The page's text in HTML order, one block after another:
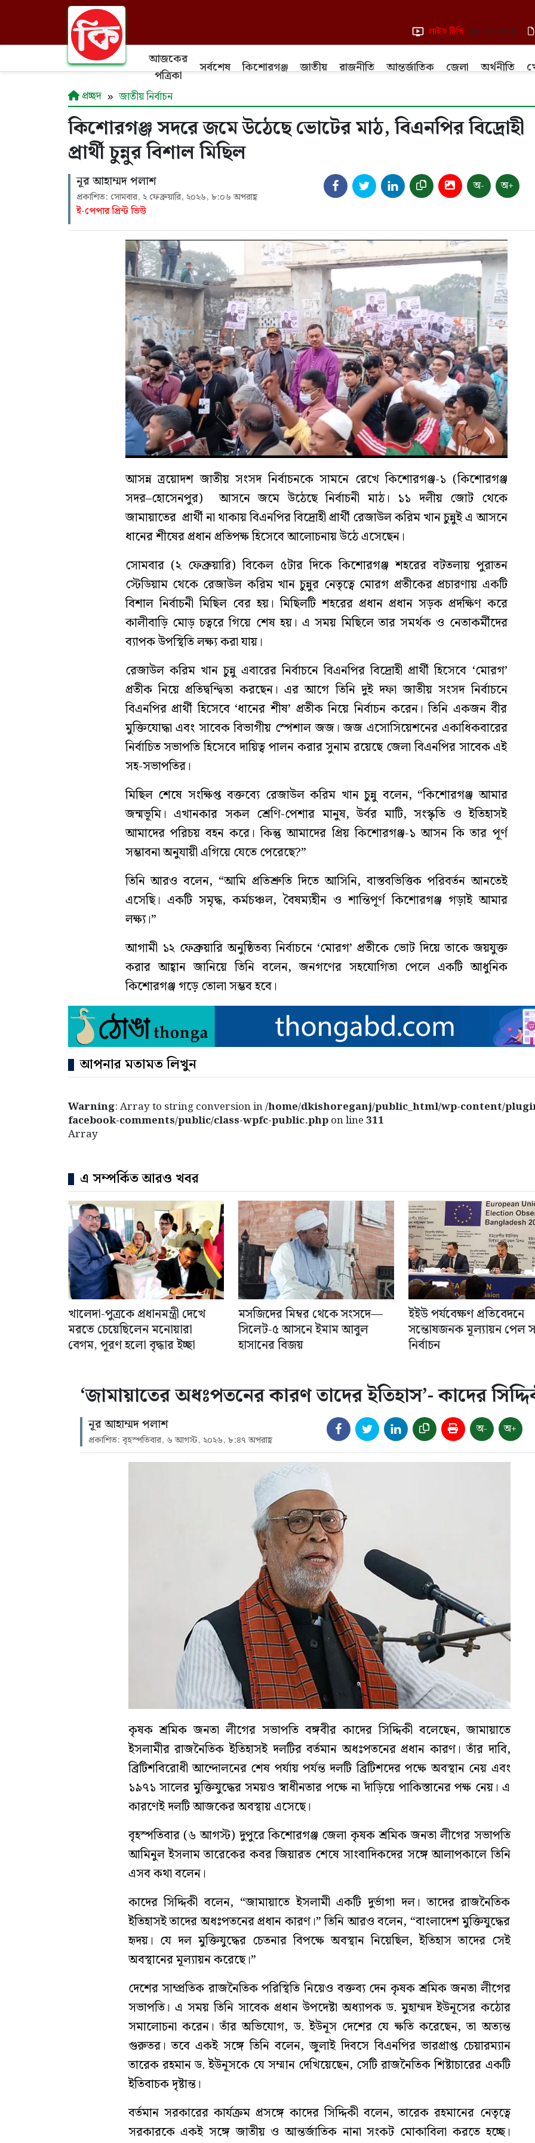
লাইভ টিভি [gtranslate]
আজকের
পত্রিকা
সর্বশেষ কিশোরগঞ্জ জাতীয় রাজনীতি আন্তর্জাতিক জেলা অর্থনীতি
প্রচ্ছদ জাতীয় নির্বাচন
কিশোরগঞ্জ সদরে জমে উঠেছে ভোটের মাঠ, বিএনপির বিদ্রোহী
প্রার্থী চুন্নুর বিশাল মিছিল
নূর আহাম্মদ পলাশ
প্রকাশিত: সোমবার, ২ ফেব্রুয়ারি, ২০২৬, ৮:০৬ অপরাহ্ণ
ই-পেপার প্রিন্ট ভিউ
অ- অ+
আসন্ন ত্রয়োদশ জাতীয় সংসদ নির্বাচনকে সামনে রেখে কিশোরগঞ্জ-১ (কিশোরগঞ্জ
সদর–হোসেনপুর) আসনে জমে উঠেছে নির্বাচনী মাঠ। ১১ দলীয় জোট থেকে
জামায়াতের প্রার্থী না থাকায় বিএনপির বিদ্রোহী প্রার্থী রেজাউল করিম খান চুন্নুই এ আসনে
ধানের শীষের প্রধান প্রতিপক্ষ হিসেবে আলোচনায় উঠে এসেছেন।
সোমবার (২ ফেব্রুয়ারি) বিকেল ৫টার দিকে কিশোরগঞ্জ শহরের বটতলায় পুরাতন
স্টেডিয়াম থেকে রেজাউল করিম খান চুন্নুর নেতৃত্বে মোরগ প্রতীকের প্রচারণায় একটি
বিশাল নির্বাচনী মিছিল বের হয়। মিছিলটি শহরের প্রধান প্রধান সড়ক প্রদক্ষিণ করে
কালীবাড়ি মোড় চত্বরে গিয়ে শেষ হয়। এ সময় মিছিলে তার সমর্থক ও নেতাকর্মীদের
ব্যাপক উপস্থিতি লক্ষ্য করা যায়।
রেজাউল করিম খান চুন্নু এবারের নির্বাচনে বিএনপির বিদ্রোহী প্রার্থী হিসেবে ‘মোরগ’
প্রতীক নিয়ে প্রতিদ্বন্দ্বিতা করছেন। এর আগে তিনি দুই দফা জাতীয় সংসদ নির্বাচনে
বিএনপির প্রার্থী হিসেবে ‘ধানের শীষ’ প্রতীক নিয়ে নির্বাচন করেন। তিনি একজন বীর
মুক্তিযোদ্ধা এবং সাবেক বিভাগীয় স্পেশাল জজ। জজ এসোসিয়েশনের একাধিকবারের
নির্বাচিত সভাপতি হিসেবে দায়িত্ব পালন করার সুনাম রয়েছে জেলা বিএনপির সাবেক এই
সহ-সভাপতির।
মিছিল শেষে সংক্ষিপ্ত বক্তব্যে রেজাউল করিম খান চুন্নু বলেন, “কিশোরগঞ্জ আমার
জন্মভূমি। এখানকার সকল শ্রেণি-পেশার মানুষ, উর্বর মাটি, সংস্কৃতি ও ইতিহাসই
আমাদের পরিচয় বহন করে। কিন্তু আমাদের প্রিয় কিশোরগঞ্জ-১ আসন কি তার পূর্ণ
সম্ভাবনা অনুযায়ী এগিয়ে যেতে পেরেছে?”
তিনি আরও বলেন, “আমি প্রতিশ্রুতি দিতে আসিনি, বাস্তবভিত্তিক পরিবর্তন আনতেই
এসেছি। একটি সমৃদ্ধ, কর্মচঞ্চল, বৈষম্যহীন ও শান্তিপূর্ণ কিশোরগঞ্জ গড়াই আমার
লক্ষ্য।”
আগামী ১২ ফেব্রুয়ারি অনুষ্ঠিতব্য নির্বাচনে ‘মোরগ’ প্রতীকে ভোট দিয়ে তাকে জয়যুক্ত
করার আহ্বান জানিয়ে তিনি বলেন, জনগণের সহযোগিতা পেলে একটি আধুনিক
কিশোরগঞ্জ গড়ে তোলা সম্ভব হবে।
আপনার মতামত লিখুন
Warning: Array to string conversion in/home/dkishoreganj/public_html/wp-content/
facebook-comments/public/class-wpfc-public.phpon line 311
Array
এ সম্পর্কিত আরও খবর
খালেদা-পুত্রকে প্রধানমন্ত্রী দেখে
মরতে চেয়েছিলেন মনোয়ারা
বেগম, পূরণ হলো বৃদ্ধার ইচ্ছা
মসজিদের মিম্বর থেকে সংসদে—
সিলেট-৫ আসনে ইমাম আবুল
হাসানের বিজয়
ইইউ পর্যবেক্ষণ প্রতিবেদনে
সন্তোষজনক মূল্যায়ন পেল
নির্বাচন
‘জামায়াতের অধঃপতনের কারণ তাদের ইতিহাস’- কাদের
নূর আহাম্মদ পলাশ
প্রকাশিত: বৃহস্পতিবার, ৬ আগস্ট, ২০২৬, ৮:৪৭ অপরাহ্ণ
অ- অ+
কৃষক শ্রমিক জনতা লীগের সভাপতি বঙ্গবীর কাদের সিদ্দিকী বলেছেন, জামায়াতে
ইসলামীর রাজনৈতিক ইতিহাসই দলটির বর্তমান অধঃপতনের প্রধান কারণ। তাঁর দাবি,
ব্রিটিশবিরোধী আন্দোলনের শেষ পর্যায় পর্যন্ত দলটি ব্রিটিশদের পক্ষে অবস্থান নেয় এবং
১৯৭১ সালের মুক্তিযুদ্ধের সময়ও স্বাধীনতার পক্ষে না দাঁড়িয়ে পাকিস্তানের পক্ষ নেয়। এ
কারণেই দলটি আজকের অবস্থায় এসেছে।
বৃহস্পতিবার (৬ আগস্ট) দুপুরে কিশোরগঞ্জ জেলা কৃষক শ্রমিক জনতা লীগের সভাপতি
আমিনুল ইসলাম তারেকের কবর জিয়ারত শেষে সাংবাদিকদের সঙ্গে আলাপকালে তিনি
এসব কথা বলেন।
কাদের সিদ্দিকী বলেন, “জামায়াতে ইসলামী একটি দুর্ভাগা দল। তাদের রাজনৈতিক
ইতিহাসই তাদের অধঃপতনের প্রধান কারণ।” তিনি আরও বলেন, “বাংলাদেশ মুক্তিযুদ্ধের
হৃদয়। যে দল মুক্তিযুদ্ধের চেতনার বিপক্ষে অবস্থান নিয়েছিল, ইতিহাস তাদের সেই
অবস্থানের মূল্যায়ন করেছে।”
দেশের সাম্প্রতিক রাজনৈতিক পরিস্থিতি নিয়েও বক্তব্য দেন কৃষক শ্রমিক জনতা লীগের
সভাপতি। এ সময় তিনি সাবেক প্রধান উপদেষ্টা অধ্যাপক ড. মুহাম্মদ ইউনূসের কঠোর
সমালোচনা করেন। তাঁর অভিযোগ, ড. ইউনূস দেশের যে ক্ষতি করেছেন, তা অত্যন্ত
গুরুতর। তবে একই সঙ্গে তিনি বলেন, জুলাই দিবসে বিএনপির ভারপ্রাপ্ত চেয়ারম্যান
তারেক রহমান ড. ইউনূসকে যে সম্মান দেখিয়েছেন, সেটি রাজনৈতিক শিষ্টাচারের একটি
ইতিবাচক দৃষ্টান্ত।
বর্তমান সরকারের কার্যক্রম প্রসঙ্গে কাদের সিদ্দিকী বলেন, তারেক রহমানের নেতৃত্বে
সরকারকে একই সঙ্গে জাতীয় ও আন্তর্জাতিক নানা সংকট মোকাবিলা করতে হচ্ছে।